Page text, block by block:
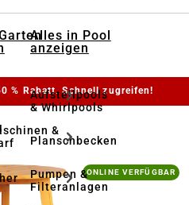
&
Alles in Pool
anzeigen
Aufstellpools
& Whirlpools
Planschbecken
Pumpen &
Filteranlagen
% Rabatt. Schnell zugreifen!
ONLINE VERFÜGBAR